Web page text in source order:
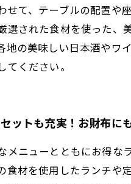
せて、テーブルの配置や
選された食材を使った、
地の美味しい日本酒やワ
てください。
ットも充実！お財布に
メニューとともにお得な
食材を使用したランチや